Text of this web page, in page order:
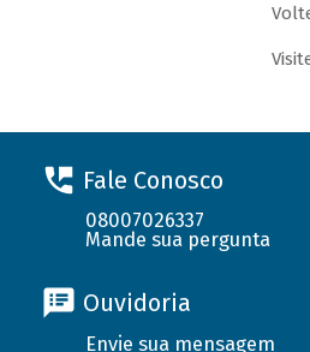
Fale Conosco
08007026337
Mande sua pergunta
Ouvidoria
Envie sua mensagem